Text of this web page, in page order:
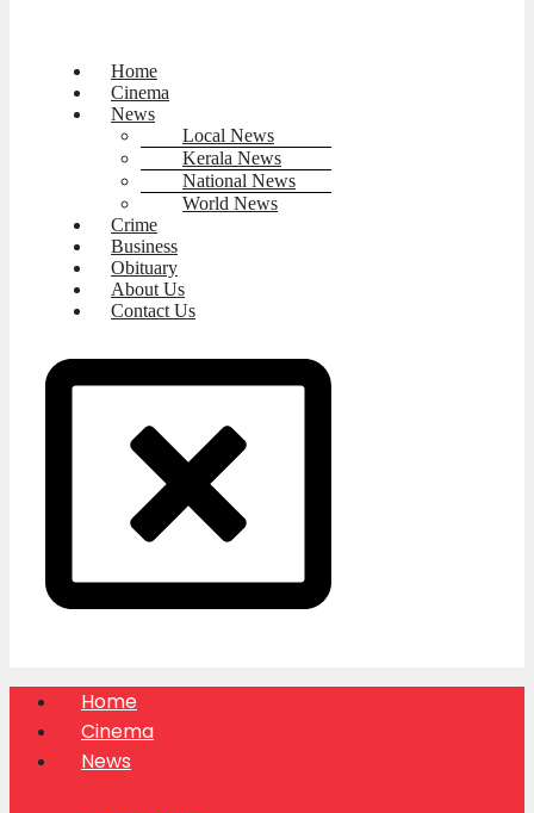
Home
Cinema
News
Local News
Kerala News
National News
World News
Crime
Business
Obituary
About Us
Contact Us
Home
Cinema
News